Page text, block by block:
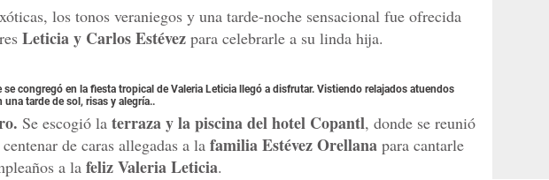
los tonos veraniegos y una tarde-noche sensacional fue ofrecida
Leticia y Carlos Estévez para celebrarle a su linda hija.
se congregó en la fiesta tropical de Valeria Leticia llegó a disfrutar. Vistiendo relajados atuendos
una tarde de sol, risas y alegría..
Se escogió la terraza y la piscina del hotel Copantl, donde se reunió
de caras allegadas a la familia Estévez Orellana para cantarle
a la feliz Valeria Leticia.